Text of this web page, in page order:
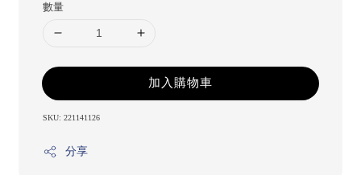
數量
加入購物車
SKU: 221141126
分享